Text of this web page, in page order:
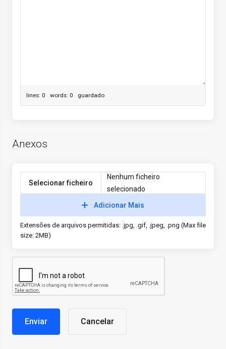
lines: 0 words: 0 guardado
Anexos
Selecionar ficheiro
Nenhum ficheiro
selecionado
Adicionar Mais
Extensões de arquivos permitidas: .jpg, .gif, .jpeg, .png (Max file
size: 2MB)
Cancelar